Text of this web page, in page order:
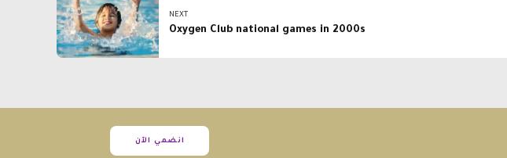
NEXT
Oxygen Club national games in 2000s
انضمي الآن